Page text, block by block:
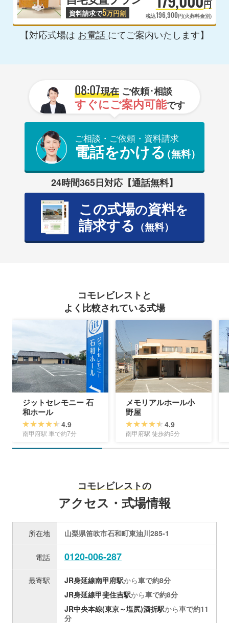
資料請求で5万円割
円
税込196,900円(火葬料金別)
【対応式場は お電話 にてご案内いたします】
08:07現在ご依頼･相談
すぐにご案内可能です
ご相談・ご依頼・資料請求
電話をかける（無料）
24時間365日対応【通話無料】
この式場の資料を
請求する （無料）
コモレビレストと
よく比較されている式場
ジットセレモニー 石
和ホール
4.9
南甲府駅 車で約7分
メモリアルホール小
野屋
4.9
南甲府駅 徒歩約5分
コモレビレストの
アクセス・式場情報
所在地 山梨県笛吹市石和町東油川285-1
電話 0120-006-287
最寄駅 JR身延線南甲府駅から車で約8分
JR身延線甲斐住吉駅から車で約8分
JR中央本線(東京～塩尻)酒折駅から車で約11
分